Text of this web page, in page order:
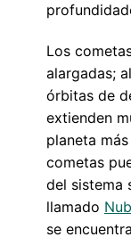
Los
alargadas;
órbitas de
extienden
planeta
cometas
del sistema
llamado
se